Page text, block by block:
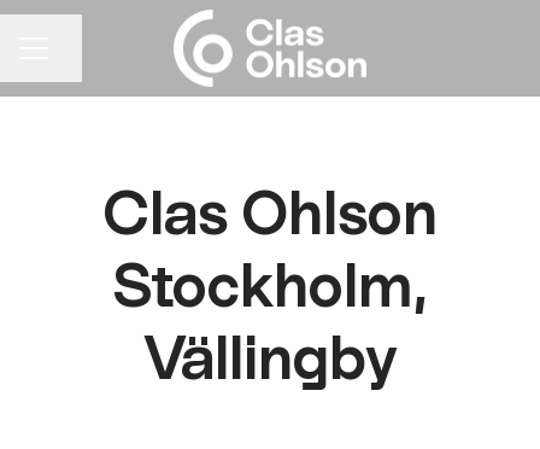
Clas Ohlson
Stockholm,
Vällingby